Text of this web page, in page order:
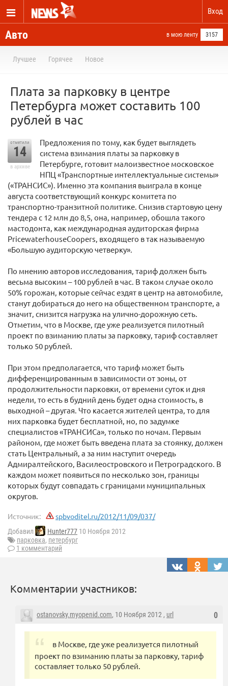
Вход
Авто в мою ленту 3157
Лучшее Горячее Новое
Плата за парковку в центре
Петербурга может составить 100
рублей в час
отметили
14
в архиве
Предложения по тому, как будет выглядеть
система взимания платы за парковку в
Петербурге, готовит малоизвестное московское
НПЦ «Транспортные интеллектуальные системы»
(«ТРАНСИС»). Именно эта компания выиграла в конце
августа соответствующий конкурс комитета по
транспортно-транзитной политике. Снизив стартовую цену
тендера с 12 млн до 8,5, она, например, обошла такого
мастодонта, как международная аудиторская фирма
PricewaterhouseCoopers, входящего в так называемую
«Большую аудиторскую четверку».
По мнению авторов исследования, тариф должен быть
весьма высоким – 100 рублей в час. В таком случае около
50% горожан, которые сейчас ездят в центр на автомобиле,
станут добираться до него на общественном транспорте, а
значит, снизится нагрузка на улично-дорожную сеть.
Отметим, что в Москве, где уже реализуется пилотный
проект по взиманию платы за парковку, тариф составляет
только 50 рублей.
При этом предполагается, что тариф может быть
дифференцированным в зависимости от зоны, от
продолжительности парковки, от времени суток и дня
недели, то есть в будний день будет одна стоимость, в
выходной – другая. Что касается жителей центра, то для
них парковка будет бесплатной, но, по задумке
специалистов «ТРАНСИСа», только по ночам. Первым
районом, где может быть введена плата за стоянку, должен
стать Центральный, а за ним наступит очередь
Адмиралтейского, Василеостровского и Петроградского. В
каждом может появиться по несколько зон, границы
которых будут совпадать с границами муниципальных
округов.
Источник: spbvoditel.ru/2012/11/09/037/
Добавил Hunter777 10 Ноября 2012
парковка, петербург
1 комментарий
Комментарии участников:
0
ostanovsky.myopenid.com, 10 Ноября 2012 , url
в Москве, где уже реализуется пилотный
проект по взиманию платы за парковку, тариф
составляет только 50 рублей.